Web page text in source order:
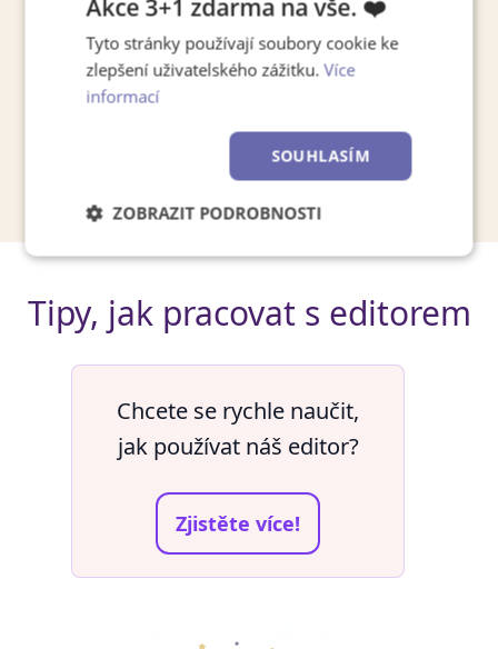
domů a zároveň jsme šetřili přírodu.
Tipy, jak pracovat s editorem
Chcete se rychle naučit,
jak používat náš editor?
Zjistěte více!
Akce 3+1 zdarma na vše. ❤️
Tyto stránky používají soubory cookie ke
zlepšení uživatelského zážitku.Více
informací
SOUHLASÍM
ZOBRAZIT PODROBNOSTI
Nezbytně
soubory
Výkonové
Soubory
soubory